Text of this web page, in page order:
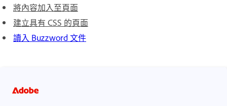
將內容加入至頁面
建立具有 CSS 的頁面
讀入 Buzzword 文件